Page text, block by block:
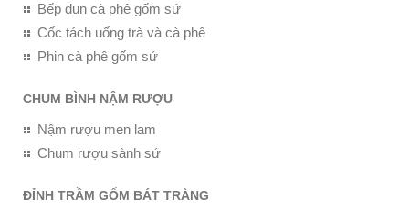
Bếp đun cà phê gốm sứ
Cốc tách uống trà và cà phê
Phin cà phê gốm sứ
CHUM BÌNH NẬM RƯỢU
Nậm rượu men lam
Chum rượu sành sứ
ĐỈNH TRẦM GỐM BÁT TRÀNG